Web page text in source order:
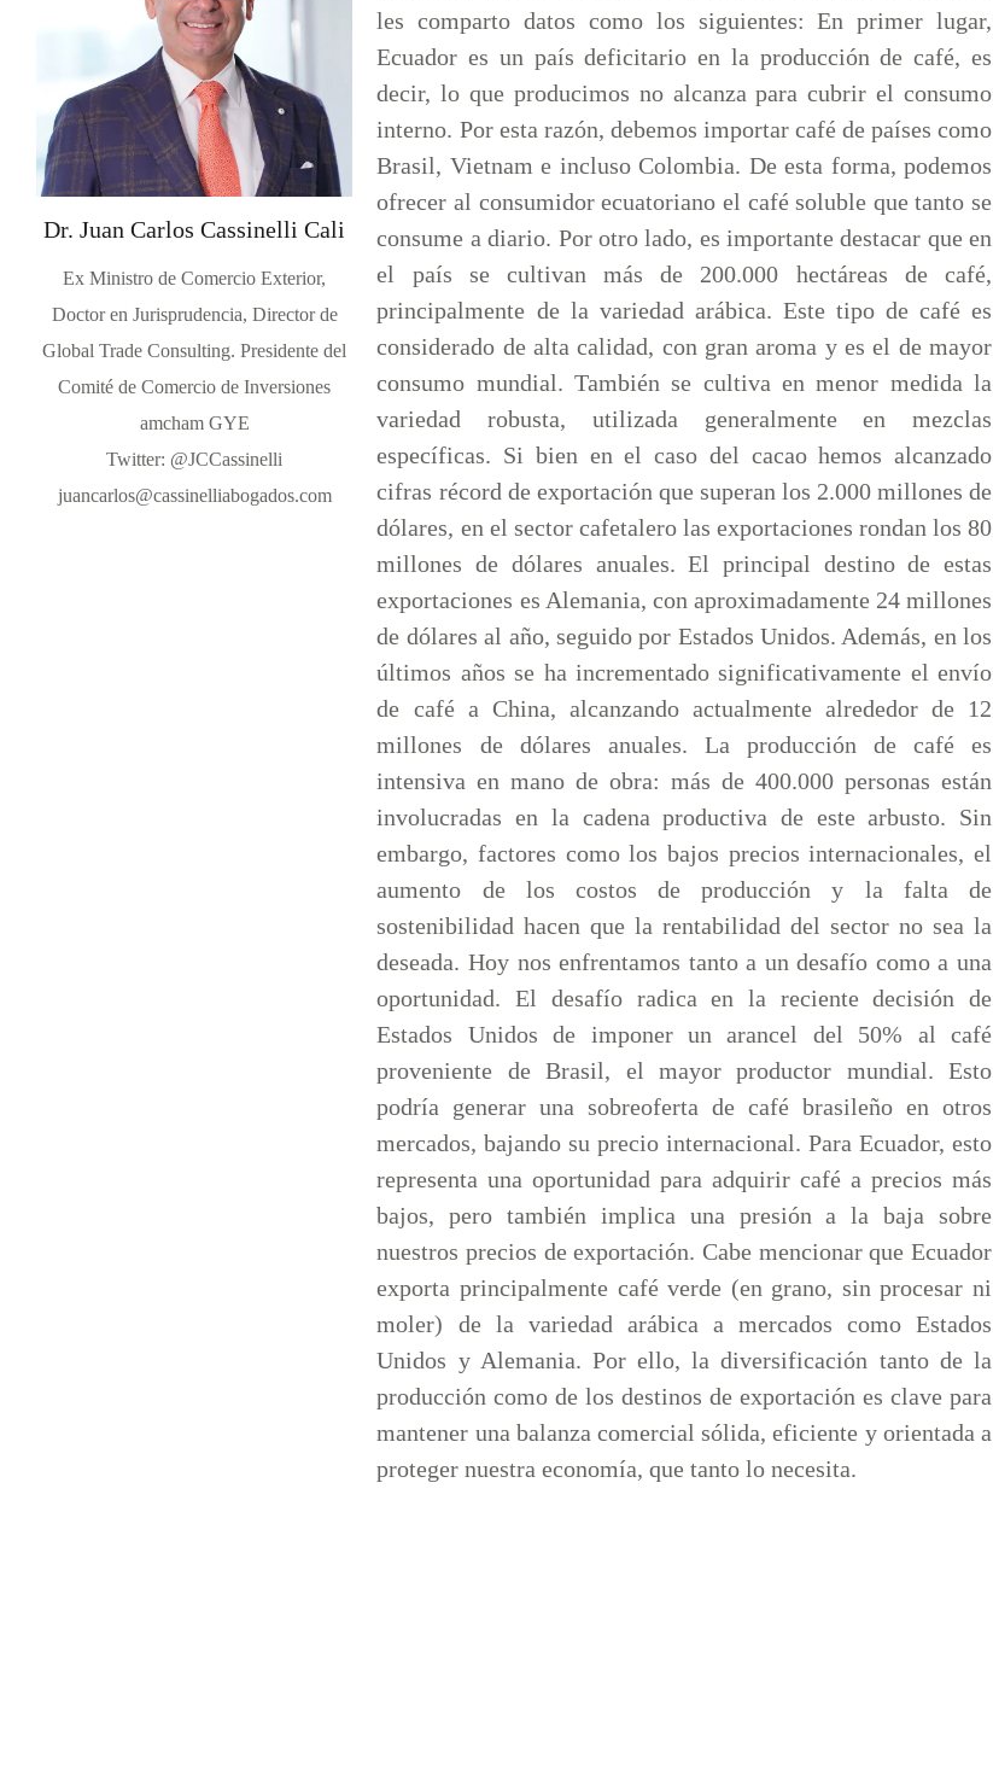
Dr. Juan Carlos Cassinelli Cali
Ex Ministro de Comercio Exterior,
Doctor en Jurisprudencia, Director de
Global Trade Consulting. Presidente del
Comité de Comercio de Inversiones
amcham GYE
Twitter: @JCCassinelli
juancarlos@cassinelliabogados.com
les comparto datos como los siguientes: En primer lugar,
Ecuador es un país deficitario en la producción de café, es
decir, lo que producimos no alcanza para cubrir el consumo
interno. Por esta razón, debemos importar café de países como
Brasil, Vietnam e incluso Colombia. De esta forma, podemos
ofrecer al consumidor ecuatoriano el café soluble que tanto se
consume a diario. Por otro lado, es importante destacar que en
el país se cultivan más de 200.000 hectáreas de café,
principalmente de la variedad arábica. Este tipo de café es
considerado de alta calidad, con gran aroma y es el de mayor
consumo mundial. También se cultiva en menor medida la
variedad robusta, utilizada generalmente en mezclas
específicas. Si bien en el caso del cacao hemos alcanzado
cifras récord de exportación que superan los 2.000 millones de
dólares, en el sector cafetalero las exportaciones rondan los 80
millones de dólares anuales. El principal destino de estas
exportaciones es Alemania, con aproximadamente 24 millones
de dólares al año, seguido por Estados Unidos. Además, en los
últimos años se ha incrementado significativamente el envío
de café a China, alcanzando actualmente alrededor de 12
millones de dólares anuales. La producción de café es
intensiva en mano de obra: más de 400.000 personas están
involucradas en la cadena productiva de este arbusto. Sin
embargo, factores como los bajos precios internacionales, el
aumento de los costos de producción y la falta de
sostenibilidad hacen que la rentabilidad del sector no sea la
deseada. Hoy nos enfrentamos tanto a un desafío como a una
oportunidad. El desafío radica en la reciente decisión de
Estados Unidos de imponer un arancel del 50% al café
proveniente de Brasil, el mayor productor mundial. Esto
podría generar una sobreoferta de café brasileño en otros
mercados, bajando su precio internacional. Para Ecuador, esto
representa una oportunidad para adquirir café a precios más
bajos, pero también implica una presión a la baja sobre
nuestros precios de exportación. Cabe mencionar que Ecuador
exporta principalmente café verde (en grano, sin procesar ni
moler) de la variedad arábica a mercados como Estados
Unidos y Alemania. Por ello, la diversificación tanto de la
producción como de los destinos de exportación es clave para
mantener una balanza comercial sólida, eficiente y orientada a
proteger nuestra economía, que tanto lo necesita.